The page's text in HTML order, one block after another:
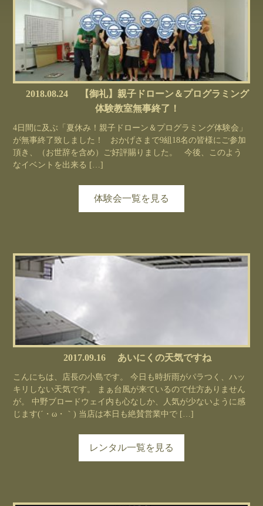
2018.08.24
【御礼】親子ドローン＆プログラミング
体験教室無事終了！
4日間に及ぶ「夏休み！親子ドローン＆プログラミング体験会」
が無事終了致しました！ おかげさまで9組18名の皆様にご参加
頂き、（お世辞を含め）ご好評賜りました。 今後、このよう
なイベントを出来る […]
体験会一覧を見る
2017.09.16 あいにくの天気ですね
こんにちは、店長の小島です。 今日も時折雨がパラつく、ハッ
キリしない天気です。 まぁ台風が来ているので仕方ありません
が。 中野ブロードウェイ内も心なしか、人気が少ないように感
じます(´・ω・｀) 当店は本日も絶賛営業中で […]
レンタル一覧を見る